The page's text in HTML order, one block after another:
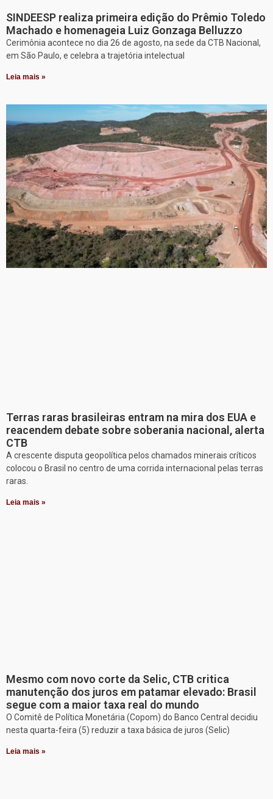
SINDEESP realiza primeira edição do Prêmio Toledo
Machado e homenageia Luiz Gonzaga Belluzzo
Cerimônia acontece no dia 26 de agosto, na sede da CTB Nacional,
em São Paulo, e celebra a trajetória intelectual
Leia mais »
Terras raras brasileiras entram na mira dos EUA e
reacendem debate sobre soberania nacional, alerta
CTB
A crescente disputa geopolítica pelos chamados minerais críticos
colocou o Brasil no centro de uma corrida internacional pelas terras
raras.
Leia mais »
Mesmo com novo corte da Selic, CTB critica
manutenção dos juros em patamar elevado: Brasil
segue com a maior taxa real do mundo
O Comitê de Política Monetária (Copom) do Banco Central decidiu
nesta quarta-feira (5) reduzir a taxa básica de juros (Selic)
Leia mais »